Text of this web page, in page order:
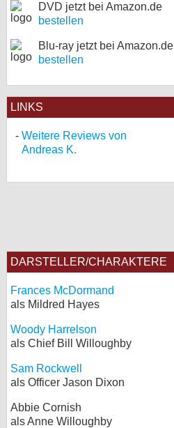
DVD jetzt bei Amazon.de
bestellen
Blu-ray jetzt bei Amazon.de
bestellen
LINKS
Weitere Reviews von
Andreas K.
DARSTELLER/CHARAKTERE
Frances McDormand
als Mildred Hayes
Woody Harrelson
als Chief Bill Willoughby
Sam Rockwell
als Officer Jason Dixon
Abbie Cornish
als Anne Willoughby